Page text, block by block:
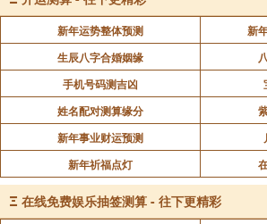
新年运势整体预测
新
生辰八字合婚姻缘
手机号码测吉凶
姓名配对测算缘分
新年事业财运预测
新年祈福点灯
Ξ 在线免费娱乐抽签测算 - 往下更精彩